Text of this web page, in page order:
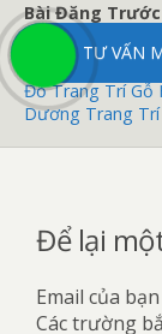
Bài Đăng Trước
Tượng Quan
Tam Quốc,
Đồ Trang Trí Gỗ
Dương Trang Trí
Để lại
Email của
Các trường
TƯ VẤN